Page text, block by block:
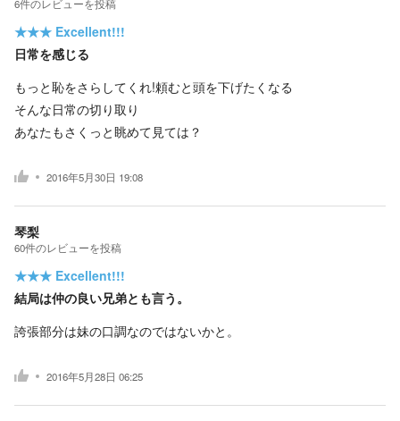
6件のレビューを投稿
★★★ Excellent!!!
日常を感じる
もっと恥をさらしてくれ!頼むと頭を下げたくなる
そんな日常の切り取り
あなたもさくっと眺めて見ては？
2016年5月30日 19:08
琴梨
60件のレビューを投稿
★★★ Excellent!!!
結局は仲の良い兄弟とも言う。
誇張部分は妹の口調なのではないかと。
2016年5月28日 06:25